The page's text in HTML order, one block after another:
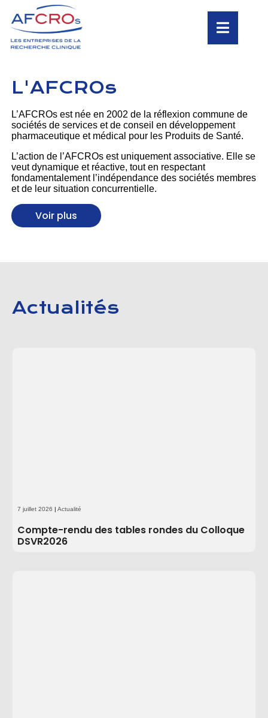
L'AFCROs
L’AFCROs est née en 2002 de la réflexion commune de
sociétés de services et de conseil en développement
pharmaceutique et médical pour les Produits de Santé.
L’action de l’AFCROs est uniquement associative. Elle se
veut dynamique et réactive, tout en respectant
fondamentalement l’indépendance des sociétés membres
et de leur situation concurrentielle.
Voir plus
Actualités
7 juillet 2026 | Actualité
Compte-rendu des tables rondes du Colloque
DSVR2026